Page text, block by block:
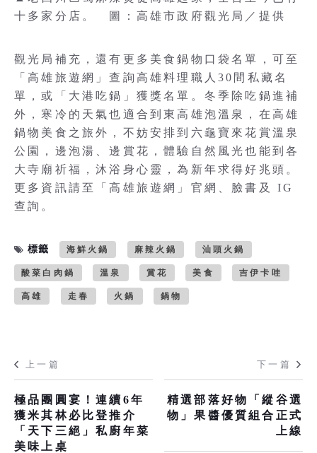
十多家分店。 圖：高雄市政府觀光局／提供
觀光局補充，還有更多美食鍋物口袋名單，可至
「高雄旅遊網」查詢高雄料理職人30間私藏名
單，或「大港吃鍋」獲獎名單。冬季除吃鍋進補
外，寒冷的天氣也適合到東高雄泡溫泉，在高雄
鍋物美食之旅外，不妨安排到六龜寶來花賞溫泉
公園，邊泡湯、邊賞花，體驗自然風光也能到各
大寺廟祈福，沐浴身心靈，為新年求得好兆頭。
更多資訊請至「高雄旅遊網」官網、臉書及 IG
查詢。
標籤 海鮮火鍋 麻辣火鍋 汕頭火鍋
酸菜白肉鍋 溫泉 賞花 美食 吉伊卡哇
高雄 走春 火鍋 鍋物
上一篇
極品團圓宴！連續6年
獲米其林必比登推介
「天下三絕」私廚年菜
美味上桌
下一篇
精選部落好物「縱谷選
物」果醬優質組合正式
上線